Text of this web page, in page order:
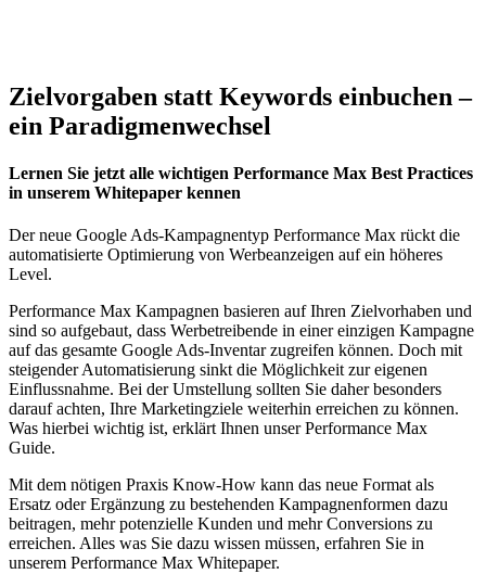
Zielvorgaben statt Keywords einbuchen –
ein Paradigmenwechsel
Lernen Sie jetzt alle wichtigen Performance Max Best Practices
in unserem Whitepaper kennen
Der neue Google Ads-Kampagnentyp Performance Max rückt die
automatisierte Optimierung von Werbeanzeigen auf ein höheres
Level.
Performance Max Kampagnen basieren auf Ihren Zielvorhaben und
sind so aufgebaut, dass Werbetreibende in einer einzigen Kampagne
auf das gesamte Google Ads-Inventar zugreifen können. Doch mit
steigender Automatisierung sinkt die Möglichkeit zur eigenen
Einflussnahme. Bei der Umstellung sollten Sie daher besonders
darauf achten, Ihre Marketingziele weiterhin erreichen zu können.
Was hierbei wichtig ist, erklärt Ihnen unser Performance Max
Guide.
Mit dem nötigen Praxis Know-How kann das neue Format als
Ersatz oder Ergänzung zu bestehenden Kampagnenformen dazu
beitragen, mehr potenzielle Kunden und mehr Conversions zu
erreichen. Alles was Sie dazu wissen müssen, erfahren Sie in
unserem Performance Max Whitepaper.